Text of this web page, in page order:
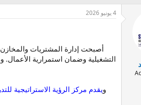
ا
ل
ء
4 يونيو 2026
أصبحت إدارة المشتريات
التشغيلية وضمان استمرارية
ويقدم مركز الرؤية الاستراتيجية